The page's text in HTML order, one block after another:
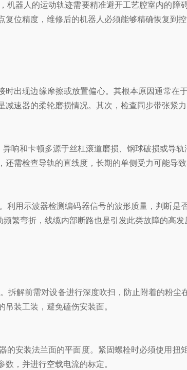
器人的运动轨迹需要精准避开工艺腔室内的
位精度，维修后的机器人必须能够精确恢复到控
出现边缘摩擦或放置偏心。其根本原因通常
速器的柔轮磨损情况。其次，检查同步带张紧
响和卡顿多源于丝杠滚道磨损、钢球破损或导
需检查导轨的直线度，长期的单侧受力可能导致
利用示波器检测编码器信号的波形质量，判断
繁弯折，线缆内部断路也是引发此类故障的高发
拆解前需对设备进行深度吹扫，防止附着的粉
装工装，避免磕伤安装面。
的安装法兰面的平面度。紧固螺栓时必须使用
，并进行空载电流的标定。